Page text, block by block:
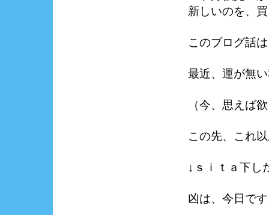
新しいのを、
このブログ話
最近、運が無
（今、思えば
この先、これ
↓ｓｉｔａ下し
凶は、今日で